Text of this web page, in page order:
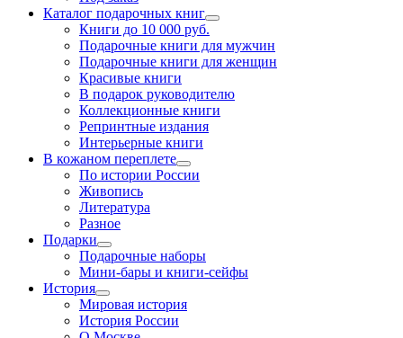
Каталог подарочных книг
Книги до 10 000 руб.
Подарочные книги для мужчин
Подарочные книги для женщин
Красивые книги
В подарок руководителю
Коллекционные книги
Репринтные издания
Интерьерные книги
В кожаном переплете
По истории России
Живопись
Литература
Разное
Подарки
Подарочные наборы
Мини-бары и книги-сейфы
История
Мировая история
История России